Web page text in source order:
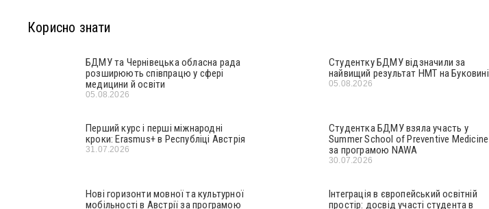
Корисно знати
БДМУ та Чернівецька обласна рада
розширюють співпрацю у сфері
медицини й освіти
05.08.2026
Студентку БДМУ відзначили за
найвищий результат НМТ на Буковині
05.08.2026
Перший курс і перші міжнародні
кроки: Erasmus+ в Республіці Австрія
31.07.2026
Студентка БДМУ взяла участь у
Summer School of Preventive Medicine
за програмою NAWA
30.07.2026
Нові горизонти мовної та культурної
мобільності в Австрії за програмою
Інтеграція в європейський освітній
простір: досвід участі студента в